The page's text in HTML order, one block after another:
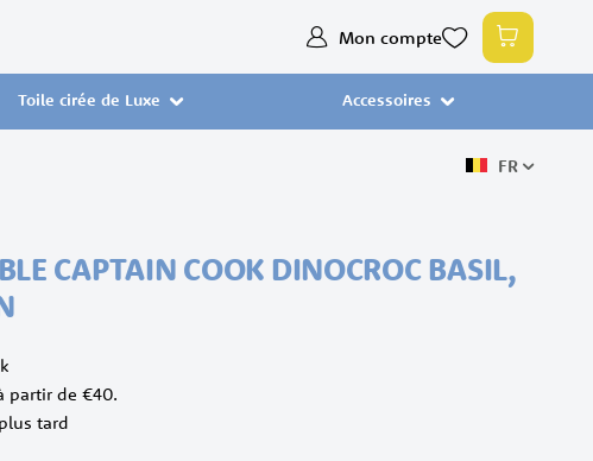
Mon compte
Allez
Mon
Toile cirée de Luxe Accessoires
FR
CAPTAIN COOK DINOCROC BASIL,
partir de €40.
tard